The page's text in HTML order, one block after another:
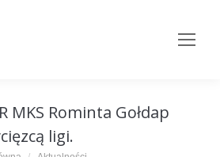
MKS Rominta Gołdap
ligi.